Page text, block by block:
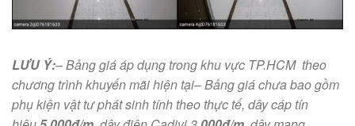
LƯU Ý:– Bảng giá áp dụng trong khu vực TP.HCM theo
chương trình khuyến mãi hiện tại– Bảng giá chưa bao gồm
phụ kiện vật tư phát sinh tính theo thực tế, dây cáp tín